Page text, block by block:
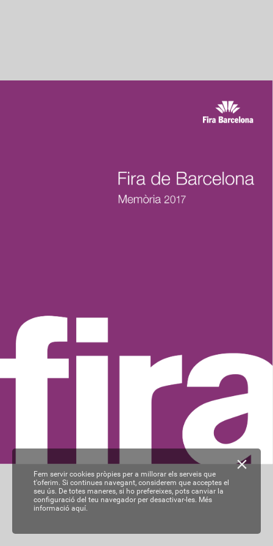
Fem servir cookies pròpies per a millorar els serveis que
t'oferim. Si continues navegant, considerem que acceptes el
seu ús. De totes maneres, si ho prefereixes, pots canviar la
configuració del teu navegador per desactivar-les. Més
informació aquí.